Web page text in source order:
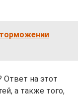
Ответ на этот
а также того,